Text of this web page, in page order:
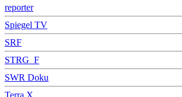
reporter
Spiegel TV
SRF
STRG_F
SWR Doku
Terra X